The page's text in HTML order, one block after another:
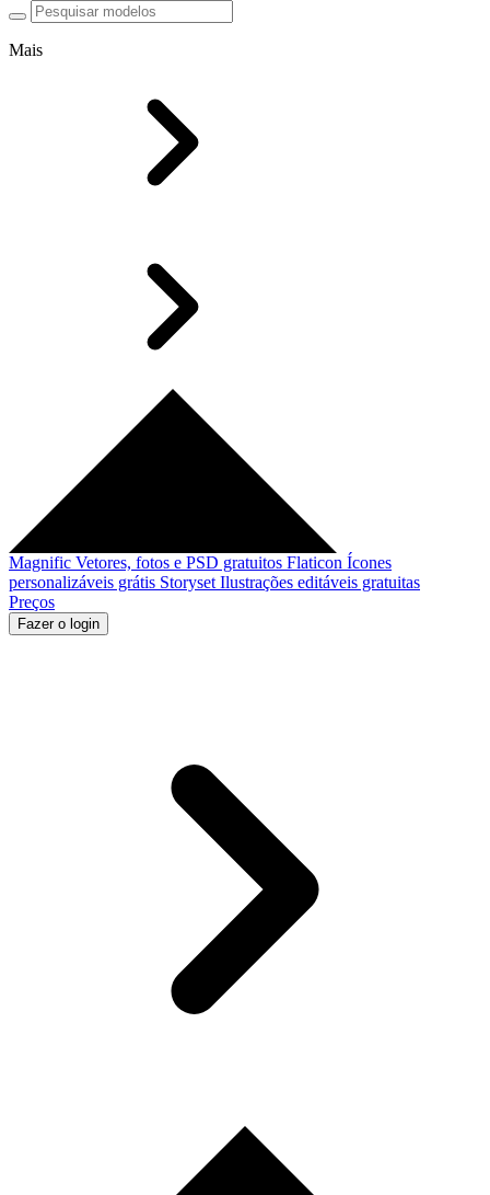
Mais
Magnific Vetores, fotos e PSD gratuitos Flaticon Ícones
personalizáveis grátis Storyset Ilustrações editáveis gratuitas
Preços
Fazer o login